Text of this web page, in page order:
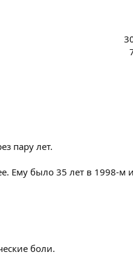
пару лет.
Ему было 35 лет в 1998-м
боли.